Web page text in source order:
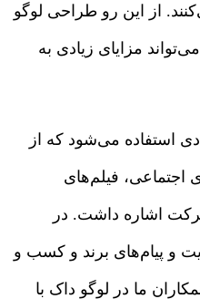
از این رو طراحی لوگو
مزایای زیادی به
استفاده می‌شود که از
اجتماعی، فیلم‌های
اشاره داشت. در
و پیام‌های برند و کسب و
ما در لوگو داک با